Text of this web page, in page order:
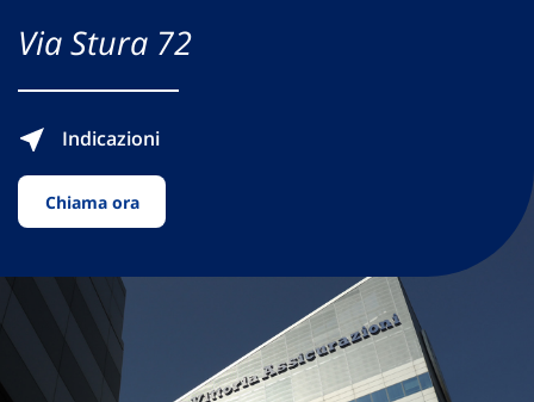
Via Stura 72
Indicazioni
Chiama ora